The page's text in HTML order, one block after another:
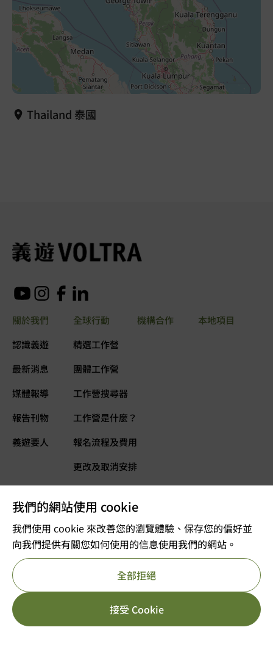
我們的網站使用 cookie
我們使用 cookie 來改善您的瀏覽體驗、保存您的偏好並
向我們提供有關您如何使用的信息使用我們的網站。
接受 Cookie
全部拒絕
HK$
HK$ 立即報名
Thailand 泰國
關於我們
認識義遊
最新消息
媒體報導
報告刊物
義遊要人
全球行動
精選工作營
團體工作營
工作營搜尋器
工作營是什麼？
報名流程及費用
更改及取消安排
本地項目
義遊網誌
機構合作
立即捐款
©2025 版權屬VOLTRA義遊所有
註冊及編號：公司註冊 53610456獲豁免繳稅的慈善團體
參考編號 : 91/11726